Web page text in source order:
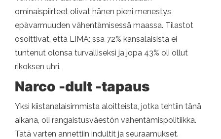
ominaispiirteet olivat hänen pieni menestys
epävarmuuden vähentämisessä maassa. Tilastot
osoittivat, että LIMA: ssa 72% kansalaisista ei
tuntenut olonsa turvalliseksi ja jopa 43% oli ollut
rikoksen uhri.
Narco -dult -tapaus
Yksi kiistanalaisimmista aloitteista, jotka tehtiin tänä
aikana, oli rangaistusväestön vähentämispolitiikka.
Tätä varten annettiin indultit ja seuraamukset.